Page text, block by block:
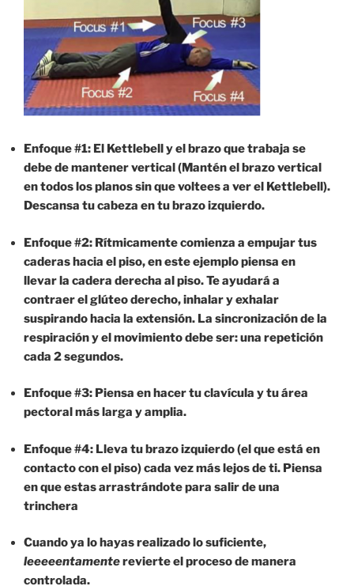
Enfoque #1: El Kettlebell y el brazo que trabaja se
debe de mantener vertical (Mantén el brazo vertical
en todos los planos sin que voltees a ver el Kettlebell).
Descansa tu cabeza en tu brazo izquierdo.
Enfoque #2: Rítmicamente comienza a empujar tus
caderas hacia el piso, en este ejemplo piensa en
llevar la cadera derecha al piso. Te ayudará a
contraer el glúteo derecho, inhalar y exhalar
suspirando hacia la extensión. La sincronización de la
respiración y el movimiento debe ser: una repetición
cada 2 segundos.
Enfoque #3: Piensa en hacer tu clavícula y tu área
pectoral más larga y amplia.
Enfoque #4: Lleva tu brazo izquierdo (el que está en
contacto con el piso) cada vez más lejos de ti. Piensa
en que estas arrastrándote para salir de una
trinchera
Cuando ya lo hayas realizado lo suficiente,
leeeeentamenterevierte el proceso de manera
controlada.